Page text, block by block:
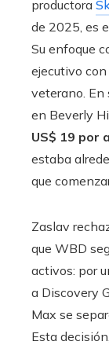
productora
de 2025, es
Su enfoque
ejecutivo
veterano. En
en Beverly
US$ 19 por
estaba
que
Zaslav
que WBD
activos: por
a Discovery
Max se
Esta